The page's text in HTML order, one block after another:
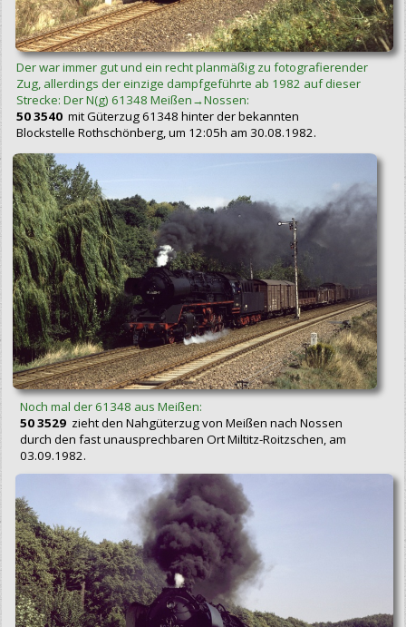
Der war immer gut und ein recht planmäßig zu fotografierender
Zug, allerdings der einzige dampfgeführte ab 1982 auf dieser
Strecke: Der N(g) 61348 Meißen→Nossen:
50 3540 mit Güterzug 61348 hinter der bekannten
Blockstelle Rothschönberg, um 12:05h am 30.08.1982.
Noch mal der 61348 aus Meißen:
50 3529zieht den Nahgüterzug von Meißen nach Nossen
durch den fast unausprechbaren Ort Miltitz-Roitzschen, am
03.09.1982.